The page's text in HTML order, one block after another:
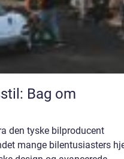
Bag om
den tyske bilproducent
mange bilentusiasters